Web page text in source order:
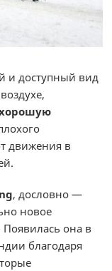
и доступный вид
движения в
, дословно —
новое
Появилась она в
благодаря